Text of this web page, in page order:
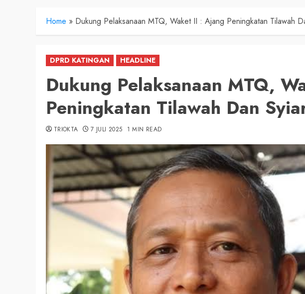
Home » Dukung Pelaksanaan MTQ, Waket II : Ajang Peningkatan Tilawah
DPRD KATINGAN HEADLINE
Dukung Pelaksanaan MTQ,
Peningkatan Tilawah Dan
TRIOKTA 7 JULI 2025 1 MIN READ